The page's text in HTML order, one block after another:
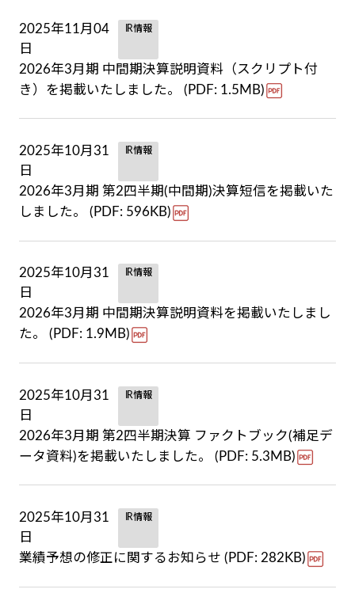
2025年11月04
日
IR情報
2026年3月期 中間期決算説明資料（スクリプト付
き）を掲載いたしました。 (PDF: 1.5MB)
2025年10月31
日
IR情報
2026年3月期 第2四半期(中間期)決算短信を掲載いた
しました。 (PDF: 596KB)
2025年10月31
日
IR情報
2026年3月期 中間期決算説明資料を掲載いたしまし
た。 (PDF: 1.9MB)
2025年10月31
日
IR情報
2026年3月期 第2四半期決算 ファクトブック(補足デ
ータ資料)を掲載いたしました。 (PDF: 5.3MB)
2025年10月31
日
IR情報
業績予想の修正に関するお知らせ (PDF: 282KB)